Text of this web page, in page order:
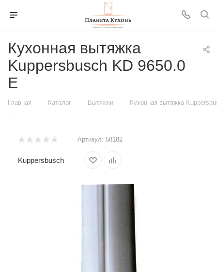
Кухонная вытяжка
Kuppersbusch KD 9650.0
E
Главная — Каталог — Вытяжки — Кухонная вытяжка
Артикул: 58182
Kuppersbusch